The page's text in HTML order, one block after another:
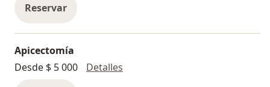
Reservar
Apicectomía
Desde $ 5 000
Detalles